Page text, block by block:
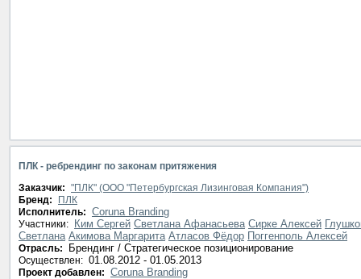
ПЛК - ребрендинг по законам притяжения
Заказчик: "ПЛК" (ООО "Петербургская Лизинговая Компания")
Бренд:
ПЛК
Исполнитель: Coruna Branding
Участники: Ким Сергей Светлана Афанасьева Сирке Алексей
Светлана Акимова Маргарита Атласов Фёдор Поггенполь Алексей
Отрасль: Брендинг / Стратегическое позиционирование
Осуществлен: 01.08.2012 - 01.05.2013
Проект добавлен: Coruna Branding